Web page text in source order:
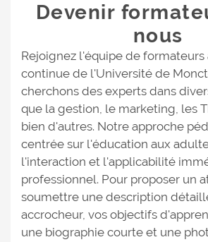
Devenir
nous
Rejoignez l'équipe de formateurs
continue de l'Université de
cherchons des experts dans
que la gestion, le marketing, les
bien d'autres. Notre approche
centrée sur l'éducation aux
l'interaction et l'applicabilité
professionnel. Pour proposer un
soumettre une description
accrocheur, vos objectifs
une biographie courte et une